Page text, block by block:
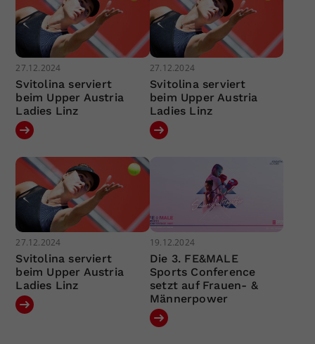
27.12.2024
Svitolina serviert
beim Upper Austria
Ladies Linz
27.12.2024
Svitolina serviert
beim Upper Austria
Ladies Linz
27.12.2024
Svitolina serviert
beim Upper Austria
Ladies Linz
19.12.2024
Die 3. FE&MALE
Sports Conference
setzt auf Frauen- &
Männerpower